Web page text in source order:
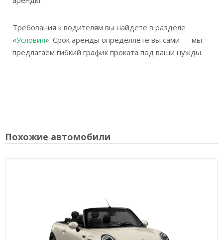
Требования к водителям вы найдете в разделе
«Условия». Срок аренды определяете вы сами — мы
предлагаем гибкий график проката под ваши нужды.
Похожие автомобили